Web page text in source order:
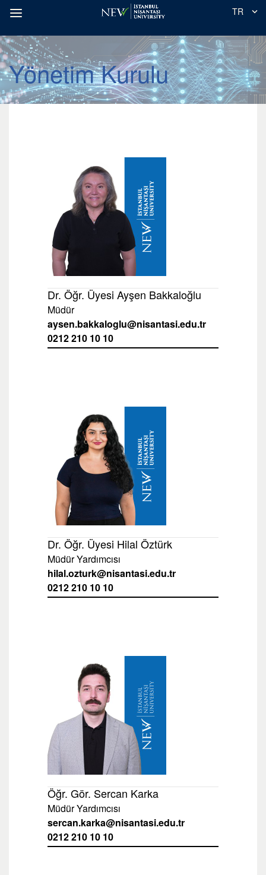
TR
Yönetim Kurulu
Dr. Öğr. Üyesi Ayşen Bakkaloğlu
Müdür
aysen.bakkaloglu@nisantasi.edu.tr
0212 210 10 10
Dr. Öğr. Üyesi Hilal Öztürk
Müdür Yardımcısı
hilal.ozturk@nisantasi.edu.tr
0212 210 10 10
Öğr. Gör. Sercan Karka
Müdür Yardımcısı
sercan.karka@nisantasi.edu.tr
0212 210 10 10